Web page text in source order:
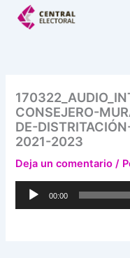
CONSEJERO-
DE-
2021-2023
Deja un comentario /
Reproductor
00:00